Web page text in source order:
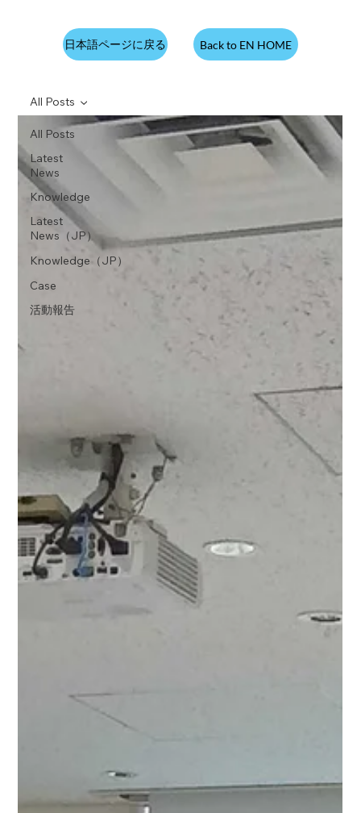
日本語ページに戻る Back to EN HOME
All Posts
Latest
News
Knowledge
Latest
News（JP）
Knowledge（JP）
Case
活動報告
All Posts